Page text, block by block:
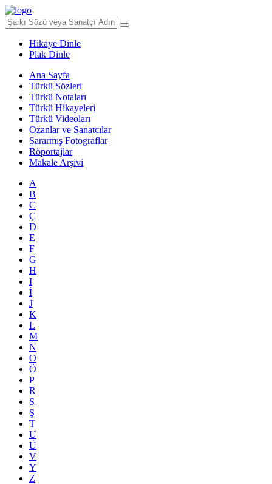
Hikaye Dinle
Plak Dinle
Ana Sayfa
Türkü Sözleri
Türkü Notaları
Türkü Hikayeleri
Türkü Videoları
Ozanlar ve Sanatcılar
Sararmış Fotograflar
Röportajlar
Makale Arşivi
A
B
C
Ç
D
E
F
G
H
I
İ
J
K
L
M
N
O
Ö
P
R
S
Ş
T
U
Ü
V
Y
Z